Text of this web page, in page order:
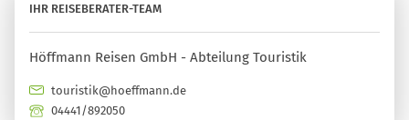
IHR REISEBERATER-TEAM
Höffmann Reisen GmbH - Abteilung Touristik
touristik@hoeffmann.de
04441/892050